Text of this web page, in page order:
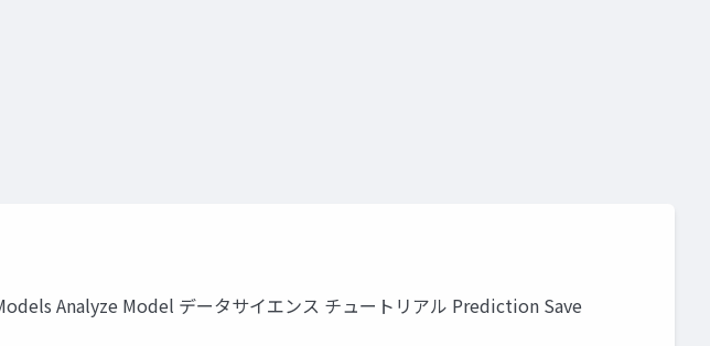
Analyze Model データサイエンス チュートリアル Prediction Save